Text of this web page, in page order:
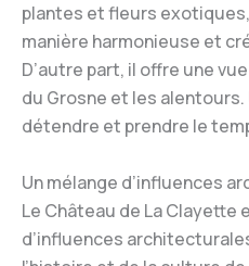
plantes et fleurs
manière harmonieuse et
D’autre part, il offre une
du Grosne et les
détendre et prendre le
Un mélange d’influences
Le Château de La Clayette
d’influences